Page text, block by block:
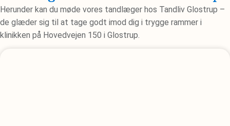
Herunder kan du møde vores tandlæger hos Tandliv Glostrup –
de glæder sig til at tage godt imod dig i trygge rammer i
klinikken på Hovedvejen 150 i Glostrup.